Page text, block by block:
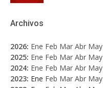
Archivos
2026: Ene Feb Mar Abr May
2025: Ene Feb Mar Abr May
2024: Ene Feb Mar Abr May
2023: Ene Feb Mar Abr May